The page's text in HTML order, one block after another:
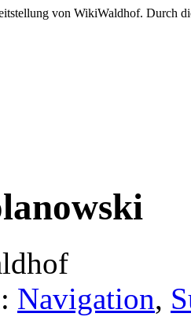
von WikiWaldhof. Durch
Navigation,